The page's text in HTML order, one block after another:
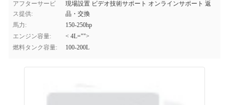
アフターサービ
ス提供:
現場設置 ビデオ技術サポート オンラインサポート 返
品・交換
馬力:
150-250hp
エンジン容量:
< 4L="">
燃料タンク容量:
100-200L